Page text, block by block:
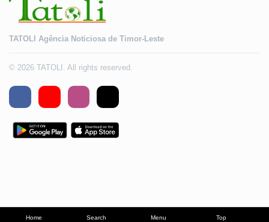
Home Search Menu Top
TATOLI Agência Noticiosa de Timor-Leste
© 2026 TATOLI. All rights reserved.